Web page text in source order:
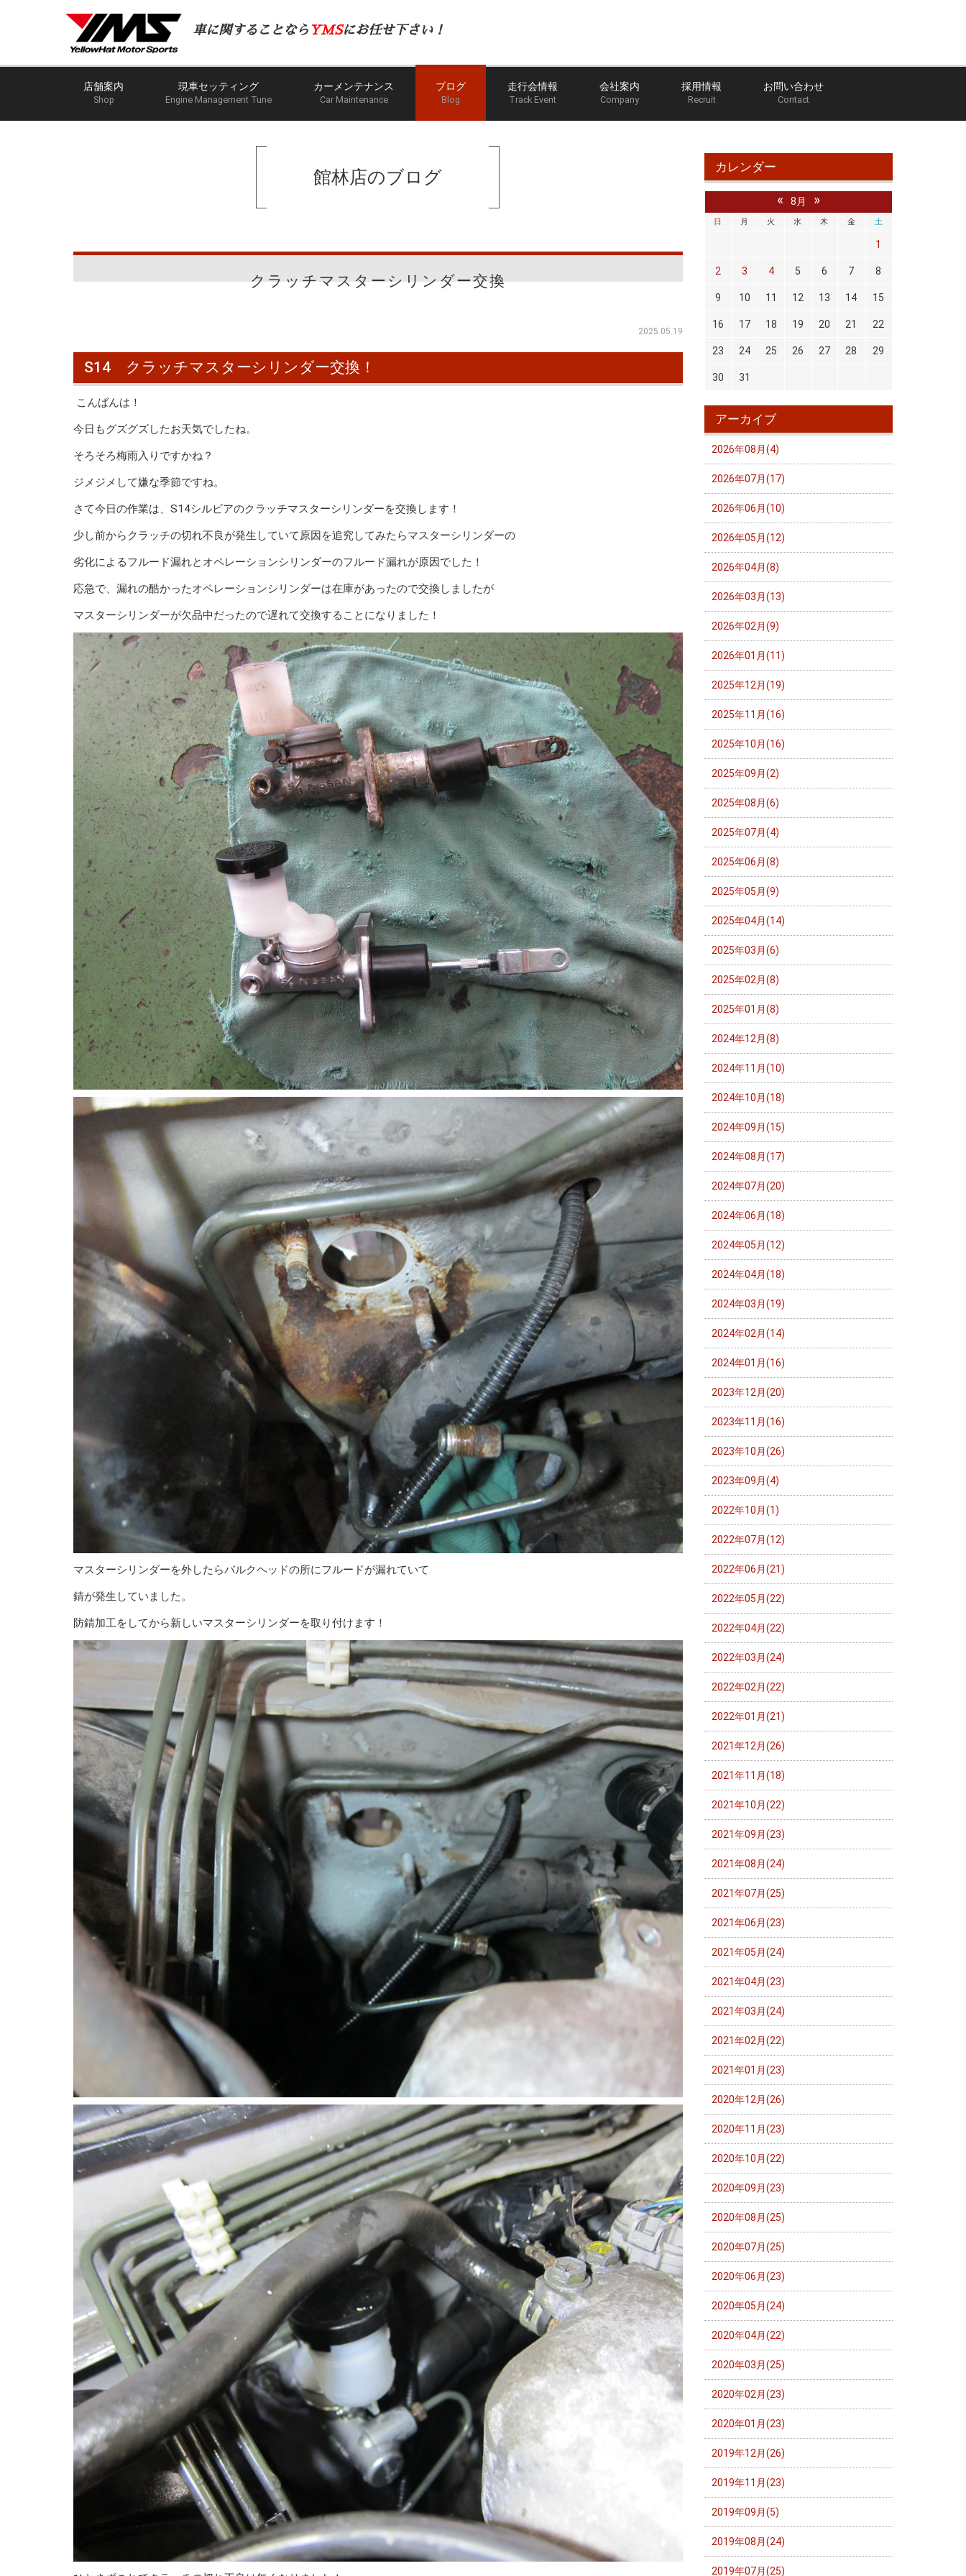
車に関することなら YMSにお任せ下さい！
店舗案内
Shop
現車セッティング
Engine Management Tune
カーメンテナンス
Car Maintenance
ブログ
Blog
走行会情報
Track Event
会社案内
Company
採用情報
Recruit
お問い合わせ
Contact
ブログ 館林店のブログ クラッチマスターシリンダー交換
館林店のブログ
クラッチマスターシリンダー交換
2025.05.19
S14 クラッチマスターシリンダー交換！
こんばんは！
今日もグズグズしたお天気でしたね。
そろそろ梅雨入りですかね？
ジメジメして嫌な季節ですね。
さて今日の作業は、S14シルビアのクラッチマスターシリンダーを交換します！
少し前からクラッチの切れ不良が発生していて原因を追究してみたらマスターシリンダーの
劣化によるフルード漏れとオペレーションシリンダーのフルード漏れが原因でした！
応急で、漏れの酷かったオペレーションシリンダーは在庫があったので交換しましたが
マスターシリンダーが欠品中だったので遅れて交換することになりました！
マスターシリンダーを外したらバルクヘッドの所にフルードが漏れていて
錆が発生していました。
防錆加工をしてから新しいマスターシリンダーを取り付けます！
カレンダー
« 8月 »
日 月 火 水 木 金 土
1
2 3 4 5 6 7 8
9 10 11 12 13 14 15
16 17 18 19 20 21 22
23 24 25 26 27 28 29
30 31
アーカイブ
2026年08月(4)
2026年07月(17)
2026年06月(10)
2026年05月(12)
2026年04月(8)
2026年03月(13)
2026年02月(9)
2026年01月(11)
2025年12月(19)
2025年11月(16)
2025年10月(16)
2025年09月(2)
2025年08月(6)
2025年07月(4)
2025年06月(8)
2025年05月(9)
2025年04月(14)
2025年03月(6)
2025年02月(8)
2025年01月(8)
2024年12月(8)
2024年11月(10)
2024年10月(18)
2024年09月(15)
2024年08月(17)
2024年07月(20)
2024年06月(18)
2024年05月(12)
2024年04月(18)
2024年03月(19)
2024年02月(14)
2024年01月(16)
2023年12月(20)
2023年11月(16)
2023年10月(26)
2023年09月(4)
2022年10月(1)
2022年07月(12)
2022年06月(21)
2022年05月(22)
2022年04月(22)
2022年03月(24)
2022年02月(22)
2022年01月(21)
2021年12月(26)
2021年11月(18)
2021年10月(22)
2021年09月(23)
2021年08月(24)
2021年07月(25)
2021年06月(23)
2021年05月(24)
2021年04月(23)
2021年03月(24)
2021年02月(22)
2021年01月(23)
2020年12月(26)
2020年11月(23)
2020年10月(22)
2020年09月(23)
2020年08月(25)
2020年07月(25)
2020年06月(23)
2020年05月(24)
2020年04月(22)
2020年03月(25)
2020年02月(23)
2020年01月(23)
2019年12月(26)
2019年11月(23)
2019年09月(5)
2019年08月(24)
2019年07月(25)